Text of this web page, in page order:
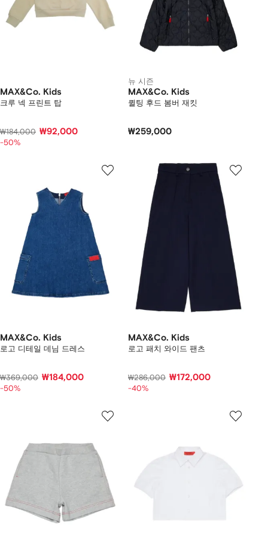
MAX&Co. Kids
크루 넥 프린트 탑
₩184,000 ₩92,000
-50%
뉴 시즌
MAX&Co. Kids
퀼팅 후드 봄버 재킷
₩259,000
MAX&Co. Kids
로고 디테일 데님 드레스
₩369,000 ₩184,000
-50%
MAX&Co. Kids
로고 패치 와이드 팬츠
₩286,000 ₩172,000
-40%